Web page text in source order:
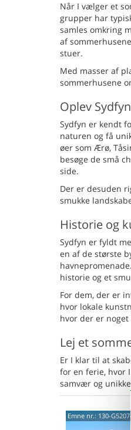
Når I vælger et
grupper har
samles omkring
af
stuer.
Med masser af
sommerhusene
Oplev
Sydfyn er kendt
naturen og få
øer som Ærø,
besøge de små
side.
Der er desuden
smukke
Historie og
Sydfyn er fyldt
en af de største
historie og et
For dem, der er
hvor lokale
hvor der er
Lej et
Er I klar til at
for en ferie, hvor
samvær og unikke
Emne nr.: 130-G52074